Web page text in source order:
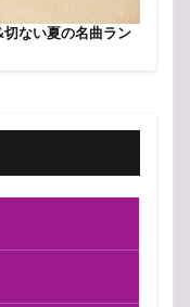
切ない夏の名曲ラン